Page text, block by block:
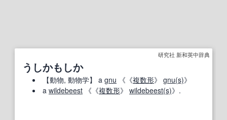
研究社 新和英中辞典
うしかもしか
【動物, 動物学】 a gnu 《《複数形》 gnu(s)》
a wildebeest 《《複数形》 wildebeest(s)》.